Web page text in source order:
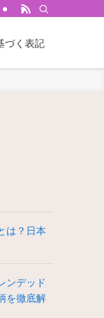
づく表記
は？日本
ンデッド
を徹底解